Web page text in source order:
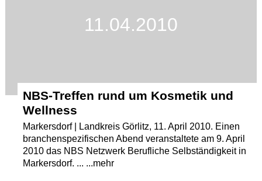
11.04.2010
NBS-Treffen rund um Kosmetik und
Wellness
Markersdorf | Landkreis Görlitz, 11. April 2010. Einen
branchenspezifischen Abend veranstaltete am 9. April
2010 das NBS Netzwerk Berufliche Selbständigkeit in
Markersdorf. ... ...mehr